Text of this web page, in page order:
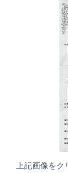
上記画像を